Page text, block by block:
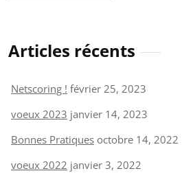
Articles récents
Netscoring ! février 25, 2023
voeux 2023 janvier 14, 2023
Bonnes Pratiques octobre 14, 2022
voeux 2022 janvier 3, 2022